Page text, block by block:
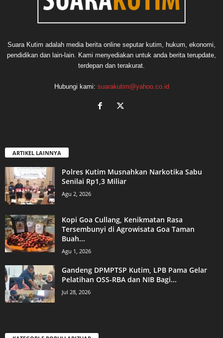
Suara Kutim adalah media berita online seputar kutim, hukum, ekonomi,
pendidikan dan lain-lain. Kami menyediakan untuk anda berita terupdate,
terdepan dan terakurat.
Hubungi kami: suarakutim@yahoo.co.id
ARTIKEL LAINNYA
Polres Kutim Musnahkan Narkotika Sabu
Senilai Rp1,3 Miliar
Agu 2, 2026
Kopi Goa Cullang, Kenikmatan Rasa
Tersembunyi di Agrowisata Goa Taman
Buah...
Agu 1, 2026
Gandeng DPMPTSP Kutim, LPB Pama Gelar
Pelatihan OSS-RBA dan NIB Bagi...
Jul 28, 2026